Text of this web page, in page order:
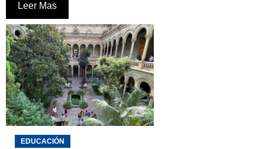
Leer Mas
EDUCACIÓN